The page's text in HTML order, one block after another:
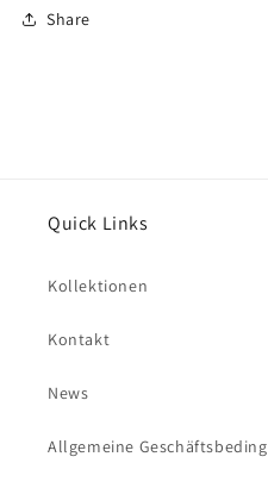
Share
Quick Links
Kollektionen
Kontakt
News
Allgemeine